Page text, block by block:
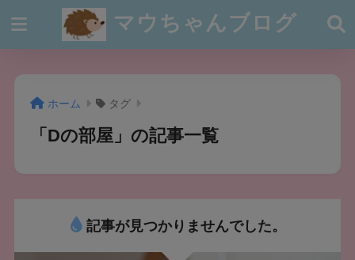
マウちゃんブログ
ホーム タグ
「Dの部屋」の記事一覧
記事が見つかりませんでした。